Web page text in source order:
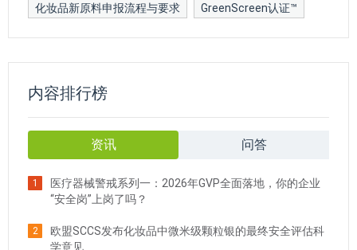
化妆品新原料申报流程与要求 GreenScreen认证™
内容排行榜
资讯 问答
1
医疗器械警戒系列一：2026年GVP全面落地，你的企业
“安全岗”上岗了吗？
2
欧盟SCCS发布化妆品中微米级颗粒银的最终安全评估科
学意见